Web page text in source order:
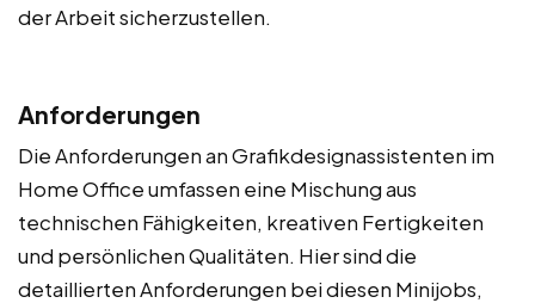
der Arbeit sicherzustellen.
Anforderungen
Die Anforderungen an Grafikdesignassistenten im
Home Office umfassen eine Mischung aus
technischen Fähigkeiten, kreativen Fertigkeiten
und persönlichen Qualitäten. Hier sind die
detaillierten Anforderungen bei diesen Minijobs,